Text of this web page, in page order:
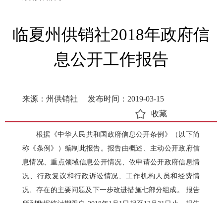
临夏州供销社2018年政府信
息公开工作报告
来源：州供销社
发布时间：2019-03-15
收藏
根据《中华人民共和国政府信息公开条例》（以下简
称《条例》）编制此报告。报告由概述、主动公开政府信
息情况、重点领域信息公开情况、依申请公开政府信息情
况、行政复议和行政诉讼情况、工作机构人员和经费情
况、存在的主要问题及下一步改进措施七部分组成。
报告